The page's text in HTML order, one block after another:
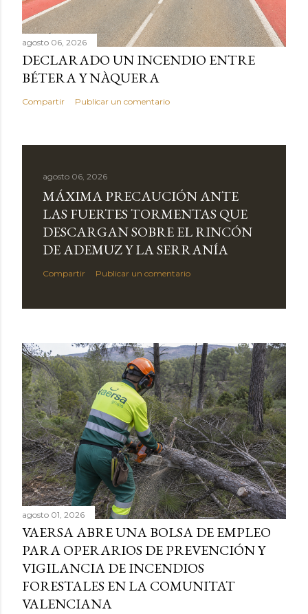
agosto 06, 2026
DECLARADO UN INCENDIO ENTRE
BÉTERA Y NÀQUERA
Compartir Publicar un comentario
agosto 06, 2026
MÁXIMA PRECAUCIÓN ANTE
LAS FUERTES TORMENTAS QUE
DESCARGAN SOBRE EL RINCÓN
DE ADEMUZ Y LA SERRANÍA
Compartir Publicar un comentario
agosto 01, 2026
VAERSA ABRE UNA BOLSA DE EMPLEO
PARA OPERARIOS DE PREVENCIÓN Y
VIGILANCIA DE INCENDIOS
FORESTALES EN LA COMUNITAT
VALENCIANA